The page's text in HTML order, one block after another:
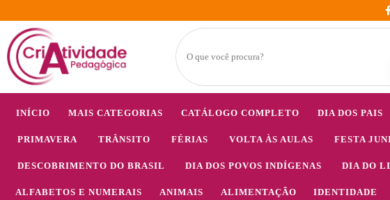
INÍCIO MAIS CATEGORIAS CATÁLOGO COMPLETO DIA DOS PAIS
PRIMAVERA TRÂNSITO FÉRIAS VOLTA ÀS AULAS FESTA
DESCOBRIMENTO DO BRASIL DIA DOS POVOS INDÍGENAS DIA DO
ALFABETOS E NUMERAIS ANIMAIS ALIMENTAÇÃO IDENTIDADE